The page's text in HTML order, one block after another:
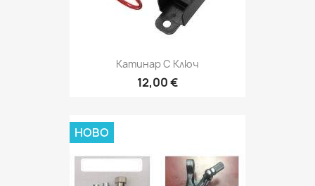
Катинар С Ключ
12,00 €
НОВО